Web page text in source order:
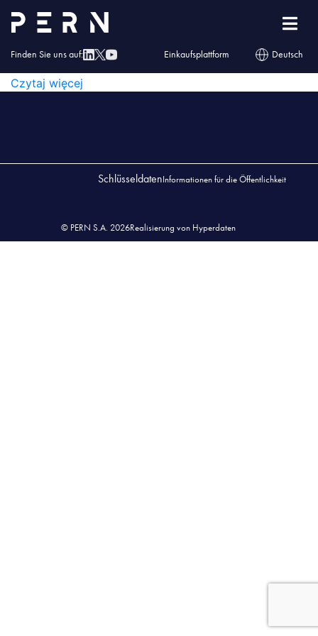
Finden Sie uns auf: Einkaufsplattform Deutsch
oil_tank
OIL_TANK
Czytaj więcej
SchlüsseldatenInformationen für die Öffentlichkeit
© PERN S.A. 2026Realisierung von Hyperdaten